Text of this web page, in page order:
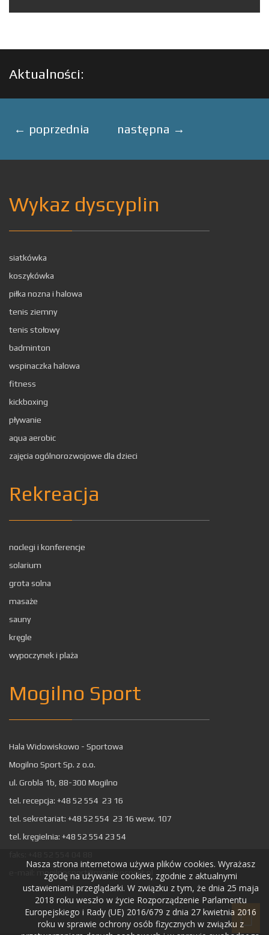
Aktualności:
← poprzednia następna →
Wykaz dyscyplin
siatkówka
koszykówka
piłka nozna i halowa
tenis ziemny
tenis stołowy
badminton
wspinaczka halowa
fitness
kickboxing
pływanie
aqua aerobic
zajęcia ogólnorozwojowe dla dzieci
Rekreacja
noclegi i konferencje
solarium
grota solna
masaże
sauny
kręgle
wypoczynek i plaża
Mogilno Sport
Hala Widowiskowo - Sportowa
Mogilno Sport Sp. z o.o.
ul. Grobla 1b, 88-300 Mogilno
tel. recepcja: +48 52 554 23 16
tel. sekretariat: +48 52 554 23 16 wew. 107
tel. kręgielnia: +48 52 554 23 54
mogilnosport@mogilnosport.pl
Nasza strona internetowa używa plików cookies. Wyrażasz
zgodę na używanie cookies, zgodnie z aktualnymi
ustawieniami przeglądarki. W związku z tym, że dnia 25 maja
2018 roku weszło w życie Rozporządzenie Parlamentu
Europejskiego i Rady (UE) 2016/679 z dnia 27 kwietnia 2016
roku w sprawie ochrony osób fizycznych w związku z